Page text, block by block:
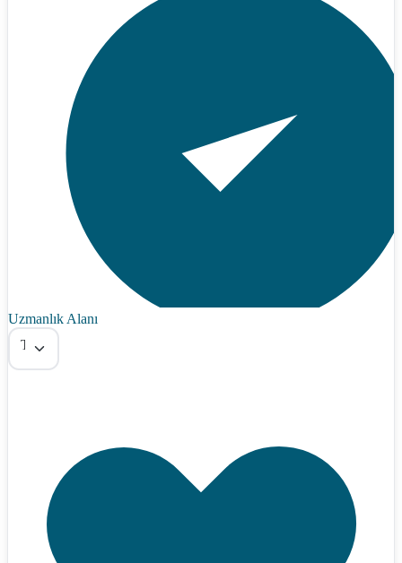
Uzmanlık Alanı
Tümü